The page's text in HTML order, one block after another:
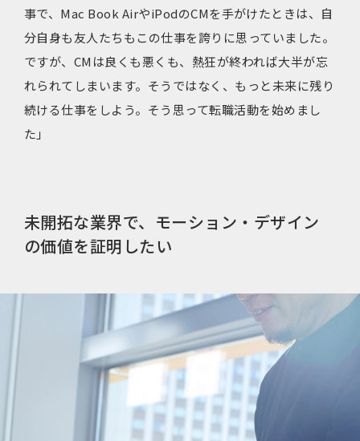
事で、Mac Book AirやiPodのCMを手がけたときは、自
分自身も友人たちもこの仕事を誇りに思っていました。
ですが、CMは良くも悪くも、熱狂が終われば大半が忘
れられてしまいます。そうではなく、もっと未来に残り
続ける仕事をしよう。そう思って転職活動を始めまし
た」
未開拓な業界で、モーション・デザイン
の価値を証明したい